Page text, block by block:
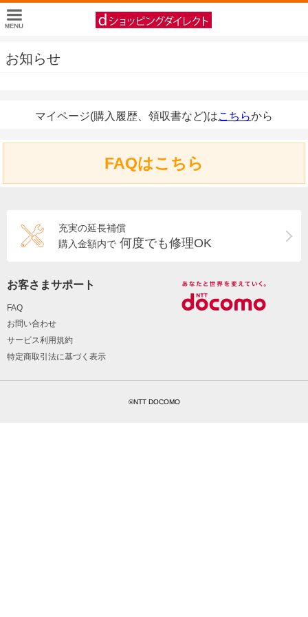
お知らせ
マイページ(購入履歴、領収書など)はこちらから
FAQはこちら
充実の延長補償
購入金額内で 何度でも修理OK
お客さまサポート
FAQ
お問い合わせ
サービス利用規約
特定商取引法に基づく表示
©NTT DOCOMO